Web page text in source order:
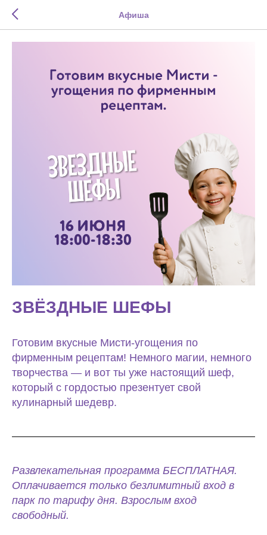
Афиша
ЗВЁЗДНЫЕ ШЕФЫ
Готовим вкусные Мисти-угощения по
фирменным рецептам! Немного магии, немного
творчества — и вот ты уже настоящий шеф,
который с гордостью презентует свой
кулинарный шедевр.
Развлекательная программа БЕСПЛАТНАЯ.
Оплачивается только безлимитный вход в
парк по тарифу дня. Взрослым вход
свободный.